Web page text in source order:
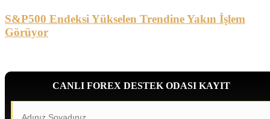
S&P500 Endeksi Yükselen Trendine Yakın İşlem
Görüyor
CANLI FOREX DESTEK ODASI KAYIT